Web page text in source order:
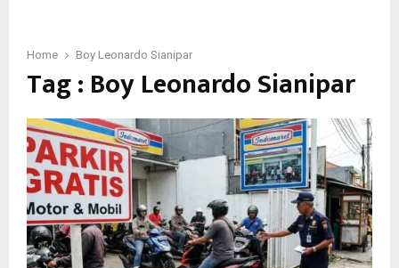
Home Boy Leonardo Sianipar
Tag : Boy Leonardo Sianipar